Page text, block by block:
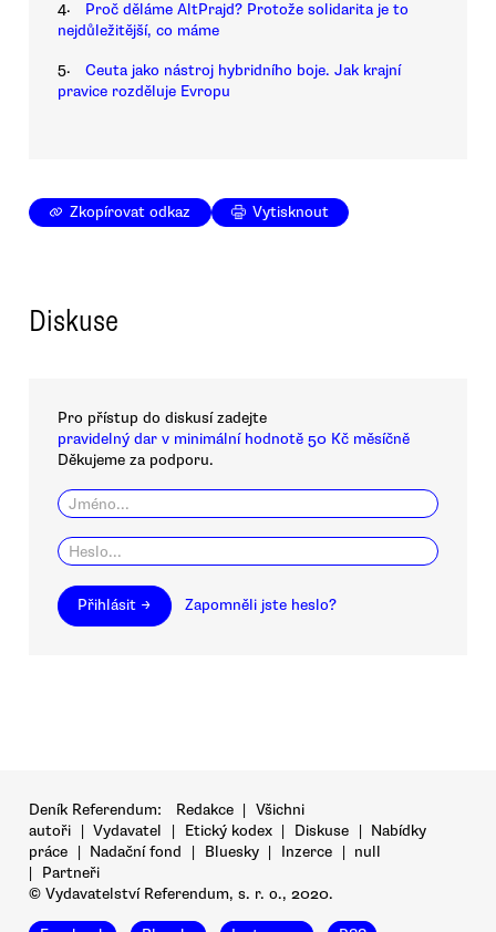
4.
Proč děláme AltPrajd? Protože solidarita je to
nejdůležitější, co máme
5.
Ceuta jako nástroj hybridního boje. Jak krajní
pravice rozděluje Evropu
Zkopírovat odkaz Vytisknout
Diskuse
Pro přístup do diskusí zadejte
pravidelný dar v minimální hodnotě 50 Kč měsíčně
Děkujeme za podporu.
Přihlásit → Zapomněli jste heslo?
Deník Referendum: Redakce | Všichni
autoři | Vydavatel | Etický kodex | Diskuse | Nabídky
práce | Nadační fond | Bluesky | Inzerce | null
|
Partneři
© Vydavatelství Referendum, s. r. o., 2020.